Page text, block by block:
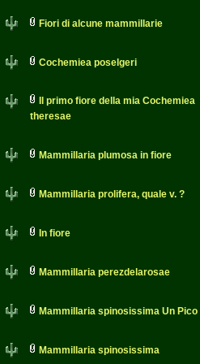
Fiori di alcune mammillarie
Cochemiea poselgeri
Il primo fiore della mia Cochemiea
theresae
Mammillaria plumosa in fiore
Mammillaria prolifera, quale v. ?
In fiore
Mammillaria perezdelarosae
Mammillaria spinosissima Un Pico
Mammillaria spinosissima